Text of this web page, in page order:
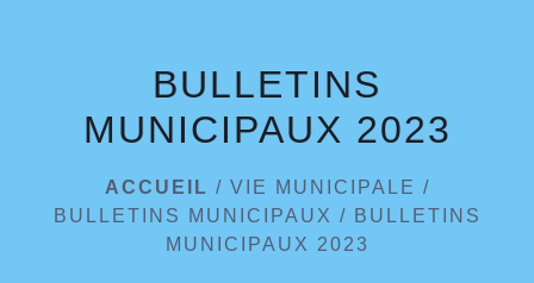
BULLETINS
MUNICIPAUX 2023
ACCUEIL / VIE MUNICIPALE /
BULLETINS MUNICIPAUX / BULLETINS
MUNICIPAUX 2023